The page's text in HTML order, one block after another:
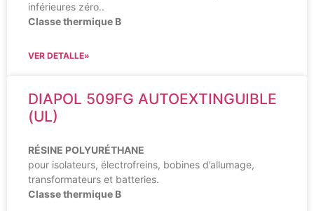
inférieures zéro..
Classe thermique B
VER DETALLE»
DIAPOL 509FG AUTOEXTINGUIBLE
(UL)
RÉSINE POLYURÉTHANE
pour isolateurs, électrofreins, bobines d’allumage,
transformateurs et batteries.
Classe thermique B